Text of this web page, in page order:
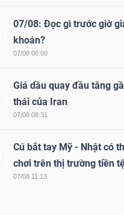
07/08: Đọc gì trước giờ
khoán?
07/08 06:00
Giá dầu quay đầu tăng
thái của Iran
07/08 08:31
Cú bắt tay Mỹ - Nhật có
chơi trên thị trường tiền
07/08 11:13